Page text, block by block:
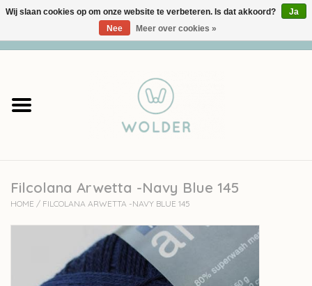
Garens
Accessoires
workshops
Cadeaubon
Filcolana Arwetta -Navy Blue 145
HOME / FILCOLANA ARWETTA -NAVY BLUE 145
Wij slaan cookies op om onze website te verbeteren. Is dat akkoord?
Ja
Nee
Meer over cookies »